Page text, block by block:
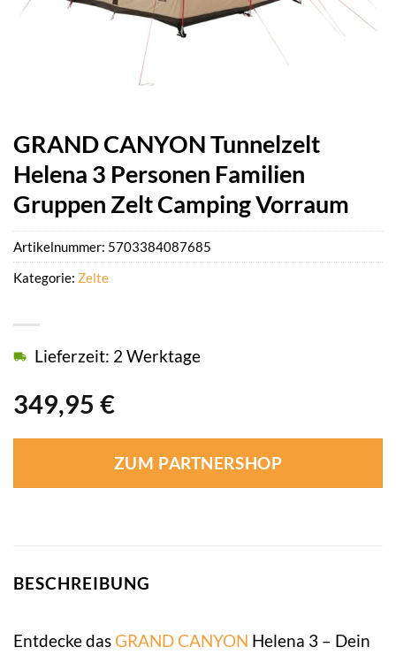
GRAND CANYON Tunnelzelt
Helena 3 Personen Familien
Gruppen Zelt Camping Vorraum
349,95 €
Lieferzeit: 2 Werktage
ZUM PARTNERSHOP
Artikelnummer: 5703384087685
Kategorie: Zelte
BESCHREIBUNG
Entdecke das GRAND CANYON Helena 3 – Dein